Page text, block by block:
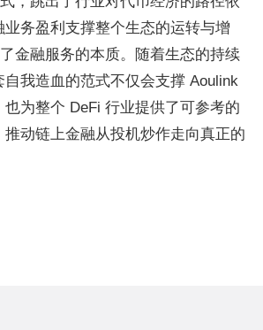
业务盈利支撑整个生态的运转与增
金融服务的本质。随着生态的持续
我造血的范式不仅会支撑 Aoulink
也为整个 DeFi 行业提供了可参考的
动链上金融从投机炒作走向真正的